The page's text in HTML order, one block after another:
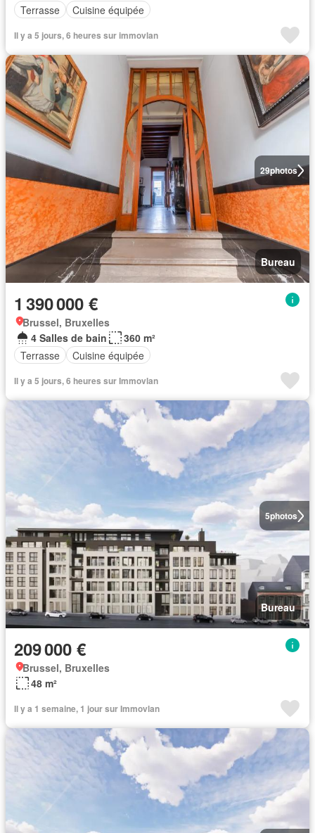
Terrasse
Cuisine équipée
Il y a 5 jours, 6 heures sur immovlan
29photos
Bureau
1 390 000 €
Brussel, Bruxelles
4 Salles de bain
360 m²
Terrasse
Cuisine équipée
Il y a 5 jours, 6 heures sur Immovlan
5photos
Bureau
209 000 €
Brussel, Bruxelles
48 m²
Il y a 1 semaine, 1 jour sur Immovlan